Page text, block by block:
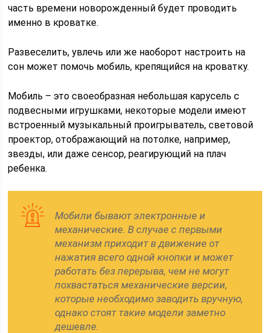
часть времени новорожденный будет проводить
именно в кроватке.
Развеселить, увлечь или же наоборот настроить на
сон может помочь мобиль, крепящийся на кроватку.
Мобиль – это своеобразная небольшая карусель с
подвесными игрушками, некоторые модели имеют
встроенный музыкальный проигрыватель, световой
проектор, отображающий на потолке, например,
звезды, или даже сенсор, реагирующий на плач
ребенка.
Мобили бывают электронные и
механические. В случае с первыми
механизм приходит в движение от
нажатия всего одной кнопки и может
работать без перерыва, чем не могут
похвастаться механические версии,
которые необходимо заводить вручную,
однако стоят такие модели заметно
дешевле.